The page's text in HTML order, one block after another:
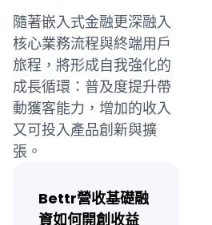
隨著嵌入式金融更深融入
核心業務流程與終端用戶
旅程，將形成自我強化的
成長循環：普及度提升帶
動獲客能力，增加的收入
又可投入產品創新與擴
張。
Bettr營收基礎融
資如何開創收益